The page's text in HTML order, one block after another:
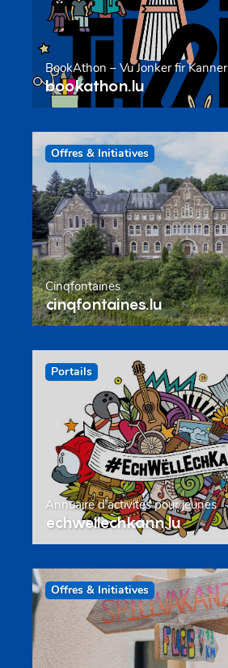
BookAthon – Vu Jonker fir Kanner
bookathon.lu
Offres & Initiatives
Cinqfontaines
cinqfontaines.lu
Portails
Annuaire d’activités pour jeunes
echwellechkann.lu
Offres & Initiatives